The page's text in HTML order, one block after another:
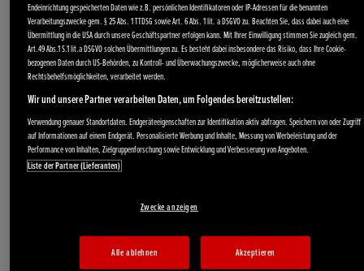
Endeinrichtung gespeicherten Daten wie z.B. persönlichen Identifikatoren oder IP-Adressen für die benannten
Verarbeitungszwecke gem. § 25 Abs. 1 TTDSG sowie Art. 6 Abs. 1 lit. a DSGVO zu. Beachten Sie, dass dabei auch eine
Übermittlung in die USA durch unsere Geschäftspartner erfolgen kann. Mit Ihrer Einwilligung stimmen Sie zugleich gem.
Art.49 Abs.1 S.1 lit.a DSGVO solchen Übermittlungen zu. Es besteht dabei insbesondere das Risiko, dass Ihre Cookie-
bezogenen Daten durch US-Behörden, zu Kontroll- und Überwachungszwecke, möglicherweise auch ohne
Rechtsbehelfsmöglichkeiten, verarbeitet werden.
Wir und unsere Partner verarbeiten Daten, um Folgendes bereitzustellen:
Verwendung genauer Standortdaten. Endgeräteeigenschaften zur Identifikation aktiv abfragen. Speichern von oder Zugriff
auf Informationen auf einem Endgerät. Personalisierte Werbung und Inhalte, Messung von Werbeleistung und der
Performance von Inhalten, Zielgruppenforschung sowie Entwicklung und Verbesserung von Angeboten.
Liste der Partner (Lieferanten)
Zwecke anzeigen
Alle ablehnen Akzeptieren